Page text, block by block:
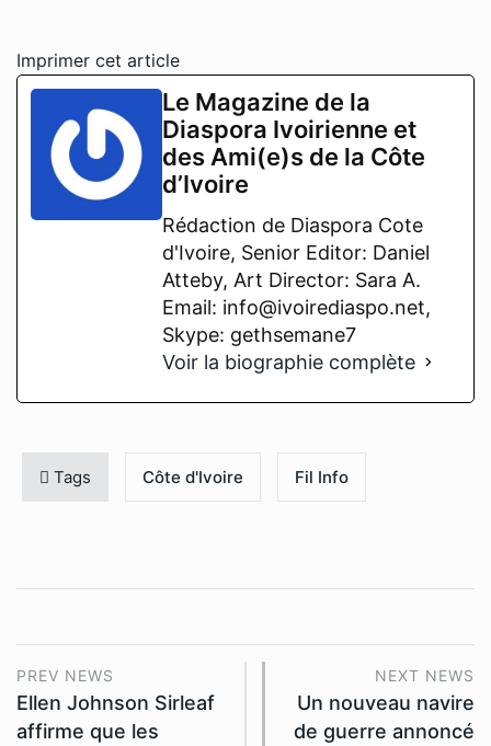
Imprimer cet article
Le Magazine de la
Diaspora Ivoirienne et
des Ami(e)s de la Côte
d’Ivoire
Rédaction de Diaspora Cote
d'Ivoire, Senior Editor: Daniel
Atteby, Art Director: Sara A.
Email: info@ivoirediaspo.net,
Skype: gethsemane7
Voir la biographie complète
Tags Côte d'Ivoire Fil Info
PREV NEWS
Ellen Johnson Sirleaf
affirme que les
NEXT NEWS
Un nouveau navire
de guerre annoncé